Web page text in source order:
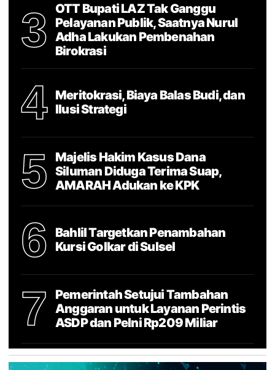
3
OTT Bupati LAZ Tak Ganggu
Pelayanan Publik, Saatnya Nurul
Adha Lakukan Pembenahan
Birokrasi
4
Meritokrasi, Biaya Balas Budi, dan
Ilusi Strategi
5
Majelis Hakim Kasus Dana
Siluman Diduga Terima Suap,
AMARAH Adukan ke KPK
6
Bahlil Targetkan Penambahan
Kursi Golkar di Sulsel
7
Pemerintah Setujui Tambahan
Anggaran untuk Layanan Perintis
ASDP dan Pelni Rp209 Miliar